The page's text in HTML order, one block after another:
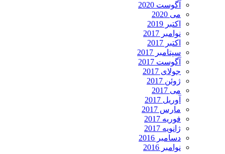
آگوست 2020
می 2020
اکتبر 2019
نوامبر 2017
اکتبر 2017
سپتامبر 2017
آگوست 2017
جولای 2017
ژوئن 2017
می 2017
آوریل 2017
مارس 2017
فوریه 2017
ژانویه 2017
دسامبر 2016
نوامبر 2016